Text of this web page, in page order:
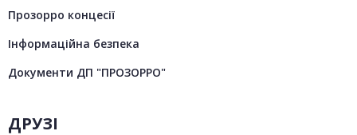
Прозорро концесії
Інформаційна безпека
Документи ДП "ПРОЗОРРО"
ДРУЗІ